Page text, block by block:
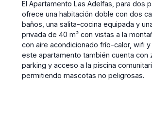
El Apartamento Las Adelfas, para dos
ofrece una habitación doble con dos
baños, una salita-cocina equipada y
privada de 40 m² con vistas a la
con aire acondicionado frío-calor, wifi y
este apartamento también cuenta con
parking y acceso a la piscina
permitiendo mascotas no peligrosas.